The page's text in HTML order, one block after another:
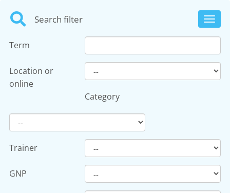
Search filter
Term
Location or
online
Category
Trainer
GNP